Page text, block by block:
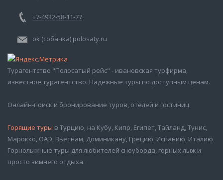
+7-4932-58-11-77
ok (собачка) polosaty.ru
Турагентство "Полосатый рейс" - ивановская турфирма,
известное турагентство. Надежные туры по доступным ценам.
Онлайн-поиск и бронирование туров, отелей и гостиниц.
Горящие туры в Турцию, на Кубу, Кипр, Египет, Тайланд, Тунис,
Марокко, ОАЭ, Вьетнам, Доминикану, Грецию, Испанию, Италию
Горнолыжные туры для любителей сноуборда, горных лыж и
просто зимнего отдыха.